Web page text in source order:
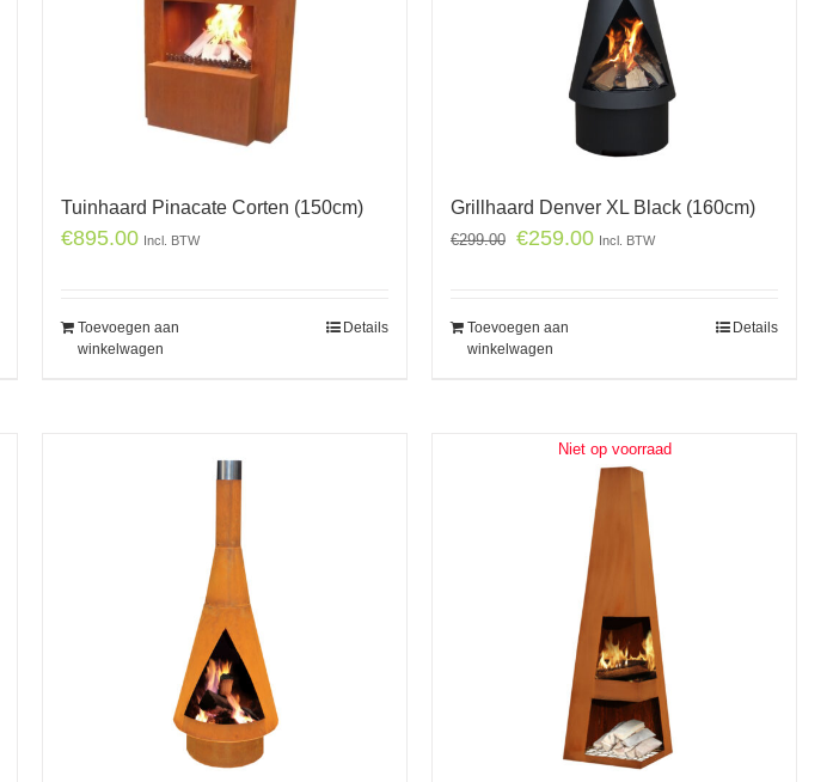
Tuinhaard Pinacate Corten (150cm)
€895.00 Incl. BTW
Toevoegen aan
winkelwagen
Details
Grillhaard Denver XL Black (160cm)
€299.00 €259.00 Incl. BTW
Toevoegen aan
winkelwagen
Details
Niet op voorraad